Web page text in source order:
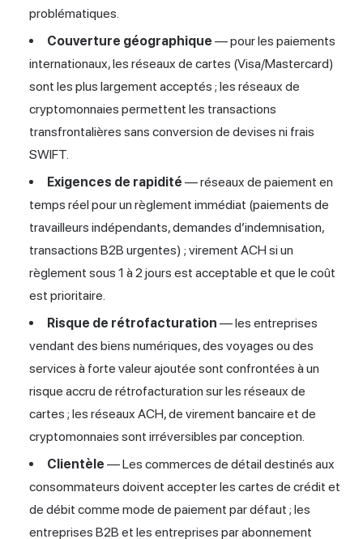
problématiques.
Couverture géographique — pour les paiements
internationaux, les réseaux de cartes (Visa/Mastercard)
sont les plus largement acceptés ; les réseaux de
cryptomonnaies permettent les transactions
transfrontalières sans conversion de devises ni frais
SWIFT.
Exigences de rapidité — réseaux de paiement en
temps réel pour un règlement immédiat (paiements de
travailleurs indépendants, demandes d’indemnisation,
transactions B2B urgentes) ; virement ACH si un
règlement sous 1 à 2 jours est acceptable et que le coût
est prioritaire.
Risque de rétrofacturation — les entreprises
vendant des biens numériques, des voyages ou des
services à forte valeur ajoutée sont confrontées à un
risque accru de rétrofacturation sur les réseaux de
cartes ; les réseaux ACH, de virement bancaire et de
cryptomonnaies sont irréversibles par conception.
Clientèle — Les commerces de détail destinés aux
consommateurs doivent accepter les cartes de crédit et
de débit comme mode de paiement par défaut ; les
entreprises B2B et les entreprises par abonnement